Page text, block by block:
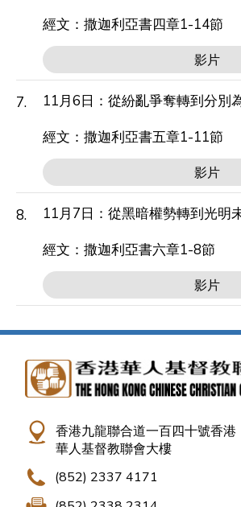
經文：撒迦利亞書四章1-14節
影片
7.
11月6日：從紛亂爭奪轉到分別
經文：撒迦利亞書五章1-11節
影片
8.
11月7日：從黑暗權勢轉到光明
經文：撒迦利亞書六章1-8節
影片
香港九龍聯合道一百四十號香港
華人基督教聯會大樓
(852) 2337 4171